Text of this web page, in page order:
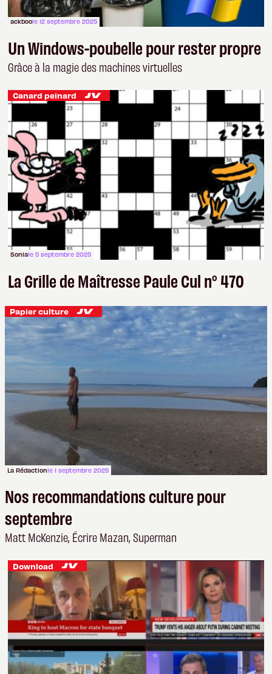
ackboole 12 septembre 2025
Un Windows-poubelle pour rester propre
Grâce à la magie des machines virtuelles
Canard peinard
Soniale 5 septembre 2025
La Grille de Maîtresse Paule Cul n° 470
Papier culture
La Rédactionle 1 septembre 2025
Nos recommandations culture pour
septembre
Matt McKenzie, Écrire Mazan, Superman
Download